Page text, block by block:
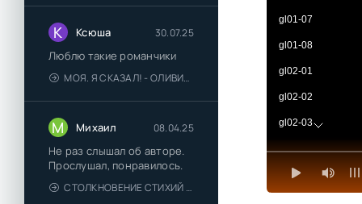
К Ксюша 30.07.25
Люблю такие романчики
МОЯ. Я СКАЗАЛ! - ОЛИВИЯ ЛЕЙК
М Михаил 08.04.25
Не раз слышал об авторе.
Прослушал, понравилось.
СТОЛКНОВЕНИЕ СТИХИЙ - ВАЛЕРИЙ ГУМИНСКИЙ
gl01-07
gl01-08
gl02-01
gl02-02
gl02-03
gl02-04
gl02-05